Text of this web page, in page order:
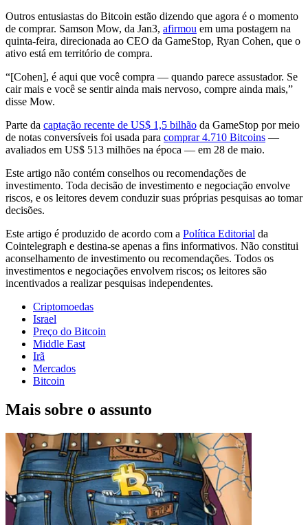
Outros entusiastas do Bitcoin estão dizendo que agora é o momento
de comprar. Samson Mow, da Jan3, afirmou em uma postagem na
quinta-feira, direcionada ao CEO da GameStop, Ryan Cohen, que o
ativo está em território de compra.
“[Cohen], é aqui que você compra — quando parece assustador. Se
cair mais e você se sentir ainda mais nervoso, compre ainda mais,”
disse Mow.
Parte da captação recente de US$ 1,5 bilhão da GameStop por meio
de notas conversíveis foi usada para comprar 4.710 Bitcoins —
avaliados em US$ 513 milhões na época — em 28 de maio.
Este artigo não contém conselhos ou recomendações de
investimento. Toda decisão de investimento e negociação envolve
riscos, e os leitores devem conduzir suas próprias pesquisas ao tomar
decisões.
Este artigo é produzido de acordo com a Política Editorial da
Cointelegraph e destina-se apenas a fins informativos. Não constitui
aconselhamento de investimento ou recomendações. Todos os
investimentos e negociações envolvem riscos; os leitores são
incentivados a realizar pesquisas independentes.
Criptomoedas
Israel
Preço do Bitcoin
Middle East
Irã
Mercados
Bitcoin
Mais sobre o assunto